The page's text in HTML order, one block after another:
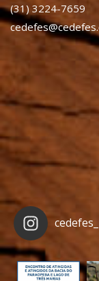
(31) 3224-7659
cedefes_